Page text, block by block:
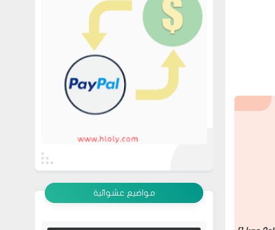
مواضيع عشوائية